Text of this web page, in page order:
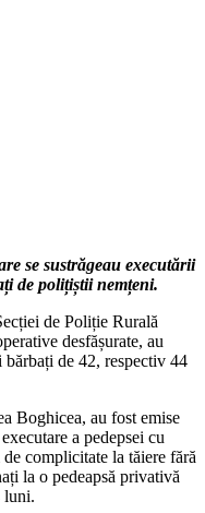
se sustrăgeau executării
de polițiștii nemțeni.
de Poliție Rurală
desfășurate, au
de 42, respectiv 44
Boghicea, au fost emise
a pedepsei cu
complicitate la tăiere fără
la o pedeapsă privativă
luni.